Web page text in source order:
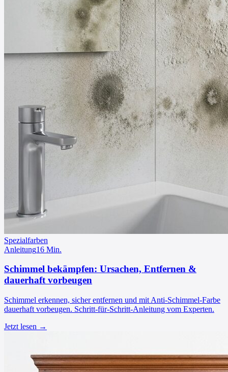
Spezialfarben
Anleitung16 Min.
Schimmel bekämpfen: Ursachen, Entfernen &
dauerhaft vorbeugen
Schimmel erkennen, sicher entfernen und mit Anti-Schimmel-Farbe
dauerhaft vorbeugen. Schritt-für-Schritt-Anleitung vom Experten.
Jetzt lesen →